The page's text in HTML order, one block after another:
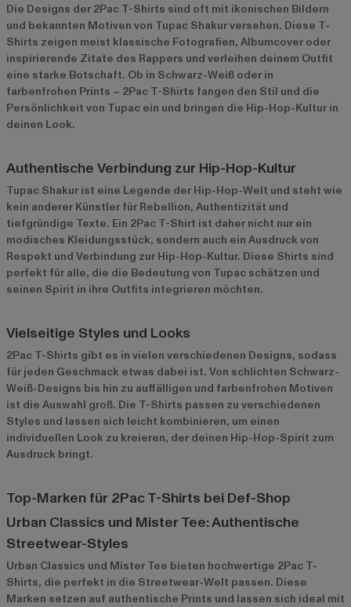
Die Designs der 2Pac T-Shirts sind oft mit ikonischen Bildern
und bekannten Motiven von Tupac Shakur versehen. Diese T-
Shirts zeigen meist klassische Fotografien, Albumcover oder
inspirierende Zitate des Rappers und verleihen deinem Outfit
eine starke Botschaft. Ob in Schwarz-Weiß oder in
farbenfrohen Prints – 2Pac T-Shirts fangen den Stil und die
Persönlichkeit von Tupac ein und bringen die Hip-Hop-Kultur in
deinen Look.
Authentische Verbindung zur Hip-Hop-Kultur
Tupac Shakur ist eine Legende der Hip-Hop-Welt und steht wie
kein anderer Künstler für Rebellion, Authentizität und
tiefgründige Texte. Ein 2Pac T-Shirt ist daher nicht nur ein
modisches Kleidungsstück, sondern auch ein Ausdruck von
Respekt und Verbindung zur Hip-Hop-Kultur. Diese Shirts sind
perfekt für alle, die die Bedeutung von Tupac schätzen und
seinen Spirit in ihre Outfits integrieren möchten.
Vielseitige Styles und Looks
2Pac T-Shirts gibt es in vielen verschiedenen Designs, sodass
für jeden Geschmack etwas dabei ist. Von schlichten Schwarz-
Weiß-Designs bis hin zu auffälligen und farbenfrohen Motiven
ist die Auswahl groß. Die T-Shirts passen zu verschiedenen
Styles und lassen sich leicht kombinieren, um einen
individuellen Look zu kreieren, der deinen Hip-Hop-Spirit zum
Ausdruck bringt.
Top-Marken für 2Pac T-Shirts bei Def-Shop
Urban Classics und Mister Tee: Authentische
Streetwear-Styles
Urban Classics und Mister Tee bieten hochwertige 2Pac T-
Shirts, die perfekt in die Streetwear-Welt passen. Diese
Marken setzen auf authentische Prints und lassen sich ideal mit